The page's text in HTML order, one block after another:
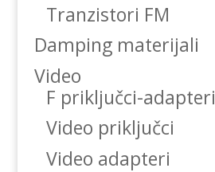
Tranzistori FM
Damping materijali
Video
F priključci-adapteri
Video priključci
Video adapteri